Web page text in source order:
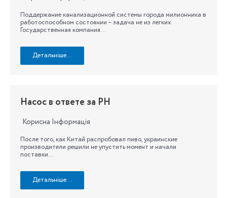
Поддержание канализационной системы города милионника в
работоспособном состоянии – задача не из легких.
Государственная компания…
Детальніше…
Насос в ответе за РН
Корисна Інформація
После того, как Китай распробовал пиво, украинские
производители решили не упустить момент и начали
поставки…
Детальніше…